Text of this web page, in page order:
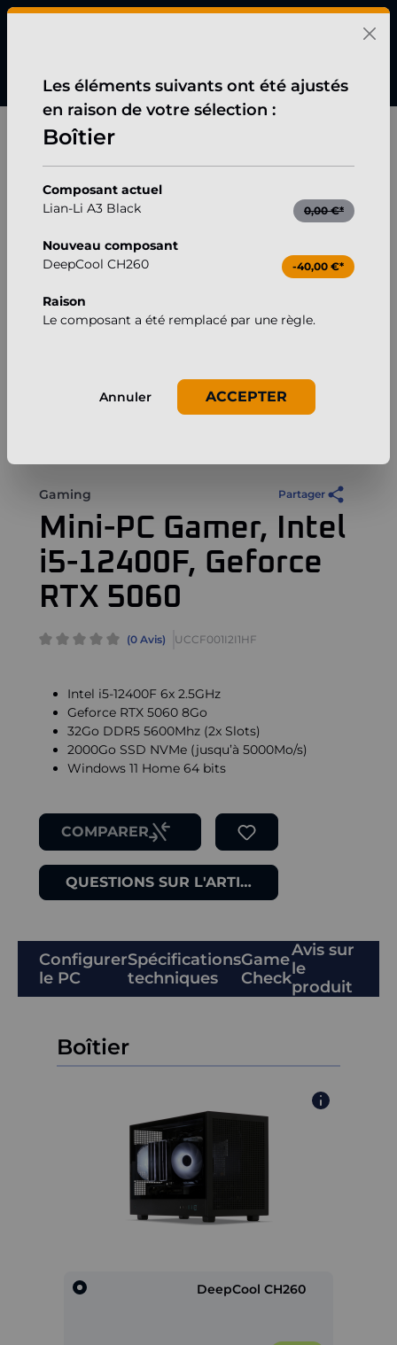
principal
Gaming
Mini-PC Gamer, Intel i5-12400F, Geforce RTX 5060
Ignorer la galerie d'images
Gaming Partager
Mini-PC Gamer, Intel
i5-12400F, Geforce
RTX 5060
(0 Avis) UCCF001I2I1HF
Intel i5-12400F 6x 2.5GHz
Geforce RTX 5060 8Go
32Go DDR5 5600Mhz (2x Slots)
2000Go SSD NVMe (jusqu’à 5000Mo/s)
Windows 11 Home 64 bits
COMPARER
QUESTIONS SUR L'ARTICLE
Configurer
le PC
Spécifications
techniques
Game
Check
Avis sur
le
produit
Boîtier
DeepCool CH260
Les éléments suivants ont été ajustés
en raison de votre sélection :
Boîtier
Composant actuel
Lian-Li A3 Black
0,00 €*
Nouveau composant
DeepCool CH260
-40,00 €*
Raison
Le composant a été remplacé par une règle.
Annuler ACCEPTER